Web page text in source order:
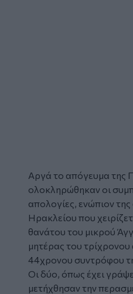
Αργά το απόγευμα της
ολοκληρώθηκαν οι
απολογίες, ενώπιον της
Ηρακλείου που
θανάτου του μικρού
μητέρας του τρίχρονου
44χρονου συντρόφου
Οι δύο, όπως έχει
μετήχθησαν την